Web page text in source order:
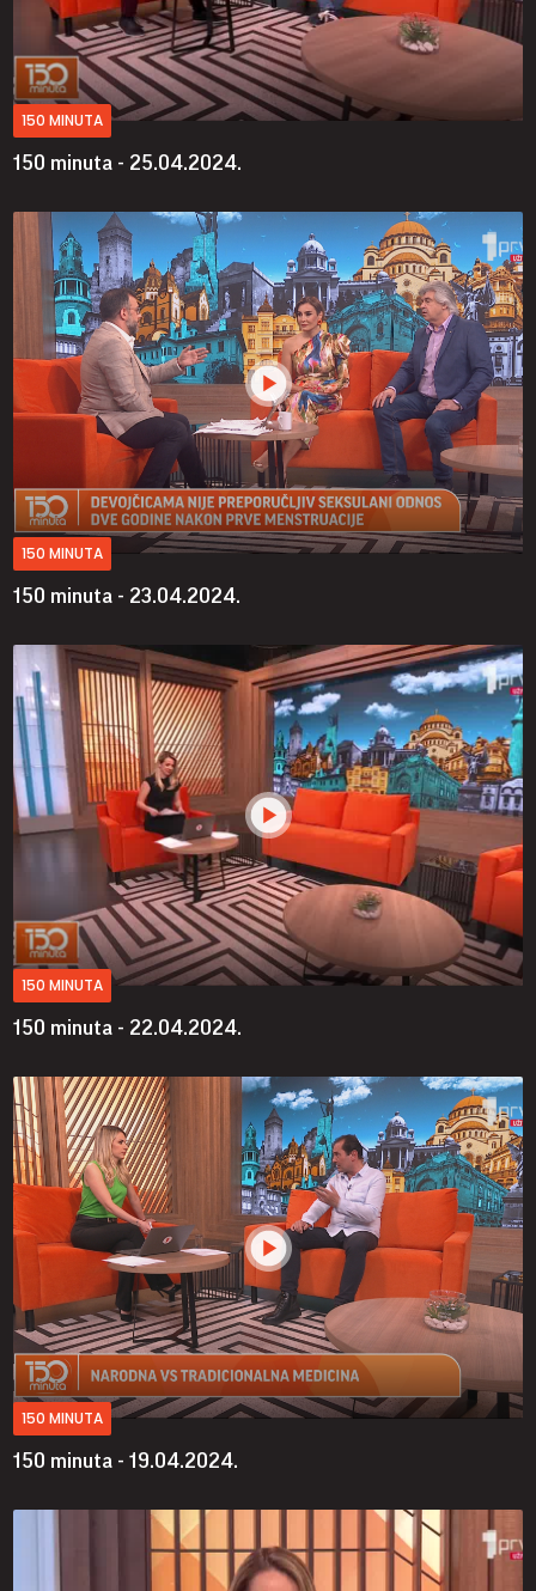
150 MINUTA
150 minuta - 25.04.2024.
150 MINUTA
150 minuta - 23.04.2024.
150 MINUTA
150 minuta - 22.04.2024.
150 MINUTA
150 minuta - 19.04.2024.